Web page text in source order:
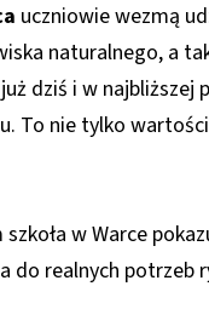
uczniowie wezmą
naturalnego, a
dziś i w najbliższej
To nie tylko
w Warce
do realnych potrzeb